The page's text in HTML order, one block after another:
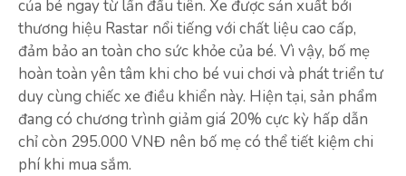
của bé ngay từ lần đầu tiên. Xe được sản xuất bởi
thương hiệu Rastar nổi tiếng với chất liệu cao cấp,
đảm bảo an toàn cho sức khỏe của bé. Vì vậy, bố mẹ
hoàn toàn yên tâm khi cho bé vui chơi và phát triển tư
duy cùng chiếc xe điều khiển này. Hiện tại, sản phẩm
đang có chương trình giảm giá 20% cực kỳ hấp dẫn
chỉ còn 295.000 VNĐ nên bố mẹ có thể tiết kiệm chi
phí khi mua sắm.